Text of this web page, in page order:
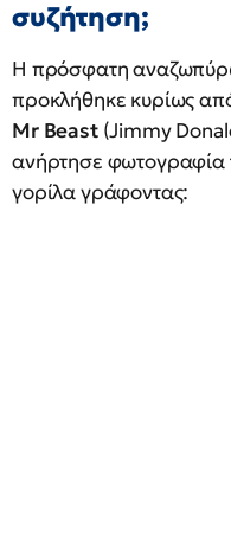
συζήτηση;
Η πρόσφατη
προκλήθηκε κυρίως
Mr Beast(Jimmy
ανήρτησε φωτογραφία
γορίλα γράφοντας: